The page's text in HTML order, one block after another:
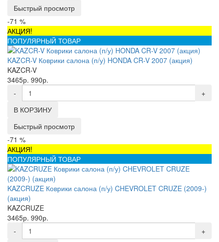
Быстрый просмотр
-71 %
АКЦИЯ!
ПОПУЛЯРНЫЙ ТОВАР
KAZCR-V Коврики салона (п/у) HONDA CR-V 2007 (акция)
KAZCR-V
3465р. 990р.
-
+
В КОРЗИНУ
Быстрый просмотр
-71 %
АКЦИЯ!
ПОПУЛЯРНЫЙ ТОВАР
KAZCRUZE Коврики салона (п/у) CHEVROLET CRUZE (2009-)
(акция)
KAZCRUZE
3465р. 990р.
-
+